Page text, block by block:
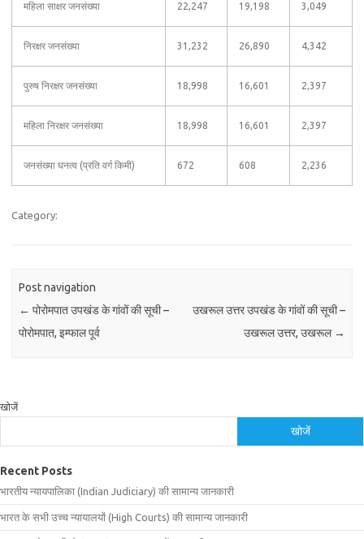
महिला साक्षर जनसंख्या 22,247 19,198 3,049
निरक्षर जनसंख्या 31,232 26,890 4,342
पुरुष निरक्षर जनसंख्या 18,998 16,601 2,397
महिला निरक्षर जनसंख्या 18,998 16,601 2,397
जनसंख्या घनत्व (प्रति वर्ग किमी) 672 608 2,236
Category:
Post navigation
← पोरोमपात उपखंड के गांवों की सूची –
पोरोमपात, इम्फाल पूर्व
उखरूल उत्तर उपखंड के गांवों की सूची –
उखरूल उत्तर, उखरूल →
खोजें
खोजें
Recent Posts
भारतीय न्यायपालिका (Indian Judiciary) की सामान्य जानकारी
भारत के सभी उच्च न्यायालयों (High Courts) की सामान्य जानकारी